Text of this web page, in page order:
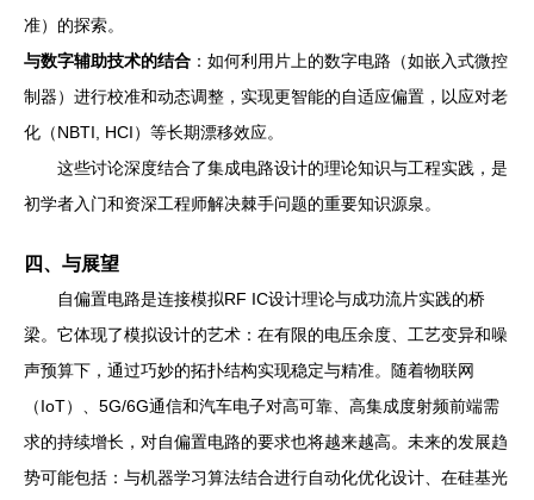
准）的探索。
与数字辅助技术的结合 ：如何利用片上的数字电路（如嵌入式微控
制器）进行校准和动态调整，实现更智能的自适应偏置，以应对老
化（NBTI, HCI）等长期漂移效应。
这些讨论深度结合了集成电路设计的理论知识与工程实践，是
初学者入门和资深工程师解决棘手问题的重要知识源泉。
四、与展望
自偏置电路是连接模拟RF IC设计理论与成功流片实践的桥
梁。它体现了模拟设计的艺术：在有限的电压余度、工艺变异和噪
声预算下，通过巧妙的拓扑结构实现稳定与精准。随着物联网
（IoT）、5G/6G通信和汽车电子对高可靠、高集成度射频前端需
求的持续增长，对自偏置电路的要求也将越来越高。未来的发展趋
势可能包括：与机器学习算法结合进行自动化优化设计、在硅基光